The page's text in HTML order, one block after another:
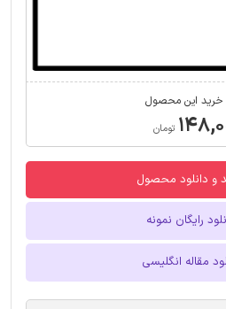
این محصول
تومان
و دانلود محصول
رایگان نمونه
مقاله انگلیسی